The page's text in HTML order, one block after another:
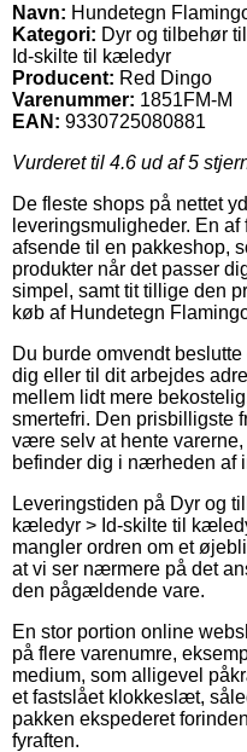
Navn: Hundetegn
Kategori: Dyr og tilbehør
Id-skilte til kæledyr
Producent: Red Dingo
Varenummer: 1851FM-M
EAN: 9330725080881
Vurderet til 4.6 ud af 5
De fleste shops på nettet
leveringsmuligheder. En
afsende til en pakkeshop,
produkter når det passer
simpel, samt tit tillige den
køb af Hundetegn
Du burde omvendt
dig eller til dit arbejdes
mellem lidt mere
smertefri. Den prisbilligste
være selv at hente
befinder dig i nærheden af
Leveringstiden på Dyr og
kæledyr > Id-skilte til
mangler ordren om et
at vi ser nærmere på det
den pågældende vare.
En stor portion online
på flere varenumre,
medium, som alligevel
et fastslået klokkeslæt,
pakken ekspederet
fyraften.